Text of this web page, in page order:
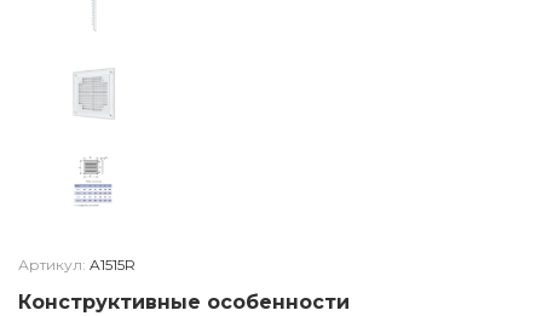
Артикул: A1515R
Конструктивные особенности